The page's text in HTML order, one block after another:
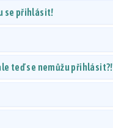
se přihlásit!
teď se nemůžu přihlásit?!